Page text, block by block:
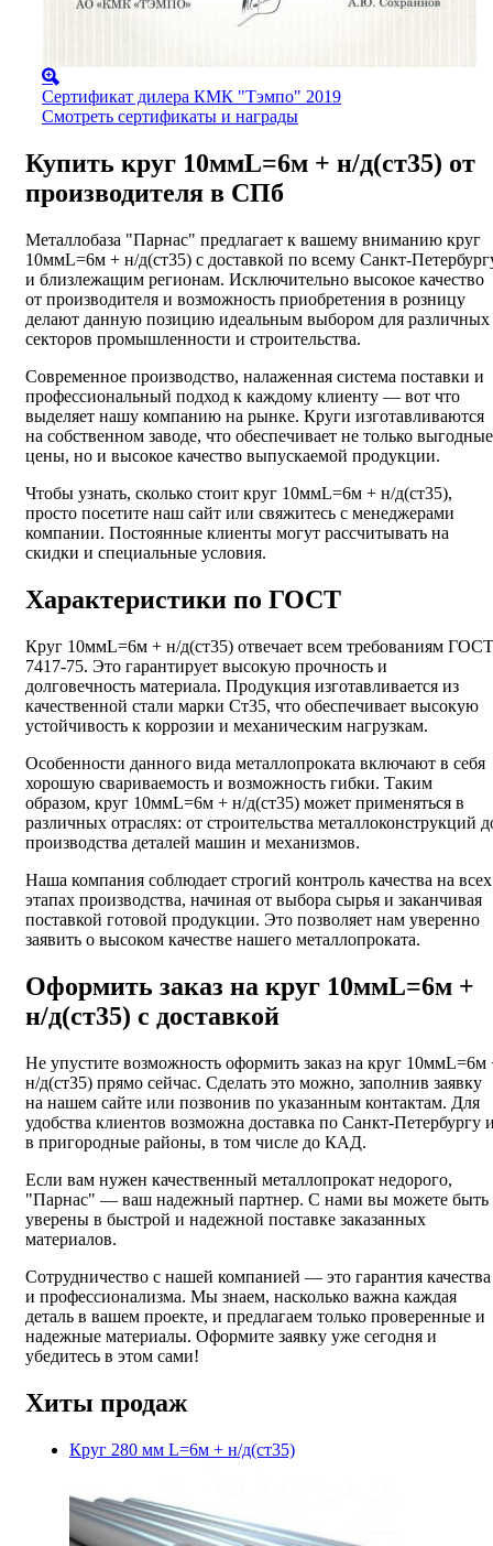
Сертификат дилера КМК "Тэмпо" 2019
Смотреть сертификаты и награды
Купить круг 10ммL=6м + н/д(ст35) от
производителя в СПб
Металлобаза "Парнас" предлагает к вашему вниманию круг
10ммL=6м + н/д(ст35) с доставкой по всему Санкт-
и близлежащим регионам. Исключительно высокое качество
от производителя и возможность приобретения в розницу
делают данную позицию идеальным выбором для различных
секторов промышленности и строительства.
Современное производство, налаженная система поставки и
профессиональный подход к каждому клиенту — вот что
выделяет нашу компанию на рынке. Круги изготавливаются
на собственном заводе, что обеспечивает не только выгодные
цены, но и высокое качество выпускаемой продукции.
Чтобы узнать, сколько стоит круг 10ммL=6м + н/д(ст35),
просто посетите наш сайт или свяжитесь с менеджерами
компании. Постоянные клиенты могут рассчитывать на
скидки и специальные условия.
Характеристики по ГОСТ
Круг 10ммL=6м + н/д(ст35) отвечает всем требованиям ГОСТ
7417-75. Это гарантирует высокую прочность и
долговечность материала. Продукция изготавливается из
качественной стали марки Ст35, что обеспечивает высокую
устойчивость к коррозии и механическим нагрузкам.
Особенности данного вида металлопроката включают в себя
хорошую свариваемость и возможность гибки. Таким
образом, круг 10ммL=6м + н/д(ст35) может применяться в
различных отраслях: от строительства металлоконструкций
производства деталей машин и механизмов.
Наша компания соблюдает строгий контроль качества на всех
этапах производства, начиная от выбора сырья и заканчивая
поставкой готовой продукции. Это позволяет нам уверенно
заявить о высоком качестве нашего металлопроката.
Оформить заказ на круг 10ммL=6м +
н/д(ст35) с доставкой
Не упустите возможность оформить заказ на круг 10ммL=6м
н/д(ст35) прямо сейчас. Сделать это можно, заполнив заявку
на нашем сайте или позвонив по указанным контактам. Для
удобства клиентов возможна доставка по Санкт-Петербургу
в пригородные районы, в том числе до КАД.
Если вам нужен качественный металлопрокат недорого,
"Парнас" — ваш надежный партнер. С нами вы можете быть
уверены в быстрой и надежной поставке заказанных
материалов.
Сотрудничество с нашей компанией — это гарантия качества
и профессионализма. Мы знаем, насколько важна каждая
деталь в вашем проекте, и предлагаем только проверенные и
надежные материалы. Оформите заявку уже сегодня и
убедитесь в этом сами!
Хиты продаж
Круг 280 мм L=6м + н/д(ст35)